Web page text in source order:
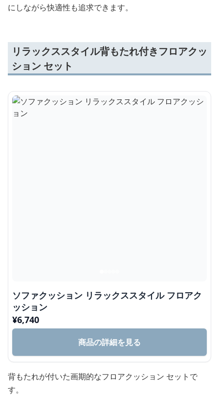
にしながら快適性も追求できます。
リラックススタイル背もたれ付きフロアクッ
ション セット
ソファクッション リラックススタイル フロアク
ッション
¥6,740
商品の詳細を見る
背もたれが付いた画期的なフロアクッション セットで
す。